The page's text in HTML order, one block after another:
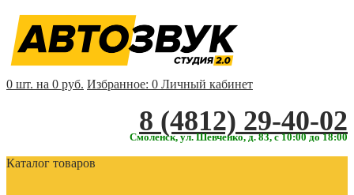
0 шт. на 0 руб. Избранное: 0 Личный кабинет
‎‎8 (4812) 29-40-02
Смоленск, ул. Шевченко, д. 83, с 10:00 до 18:00
Каталог товаров